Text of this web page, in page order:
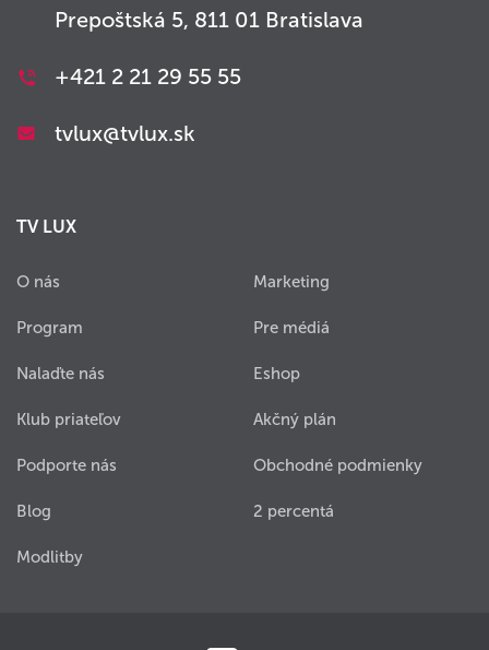
Prepoštská 5, 811 01 Bratislava
+421 2 21 29 55 55
tvlux@tvlux.sk
TV LUX
O nás
Program
Nalaďte nás
Klub priateľov
Podporte nás
Blog
Modlitby
Marketing
Pre médiá
Eshop
Akčný plán
Obchodné podmienky
2 percentá